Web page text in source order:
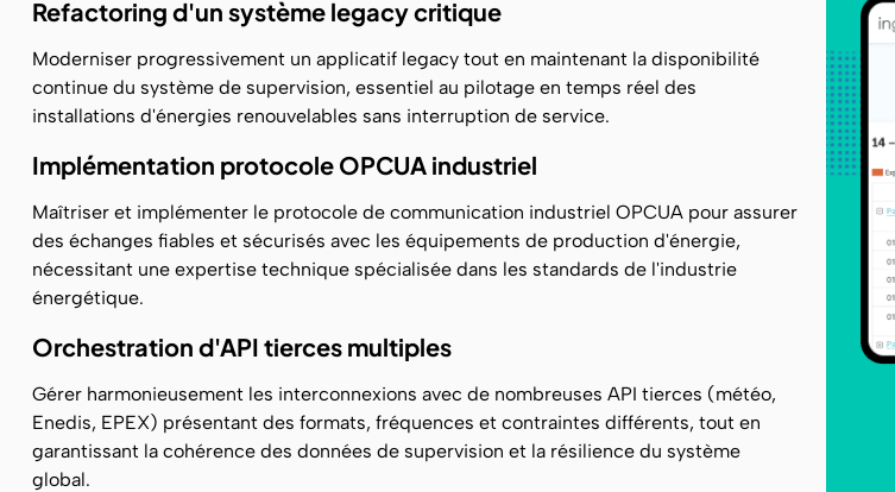
Refactoring d'un système legacy critique
Moderniser progressivement un applicatif legacy tout en maintenant la disponibilité
continue du système de supervision, essentiel au pilotage en temps réel des
installations d'énergies renouvelables sans interruption de service.
Implémentation protocole OPCUA industriel
Maîtriser et implémenter le protocole de communication industriel OPCUA pour assurer
des échanges fiables et sécurisés avec les équipements de production d'énergie,
nécessitant une expertise technique spécialisée dans les standards de l'industrie
énergétique.
Orchestration d'API tierces multiples
Gérer harmonieusement les interconnexions avec de nombreuses API tierces (météo,
Enedis, EPEX) présentant des formats, fréquences et contraintes différents, tout en
garantissant la cohérence des données de supervision et la résilience du système
global.